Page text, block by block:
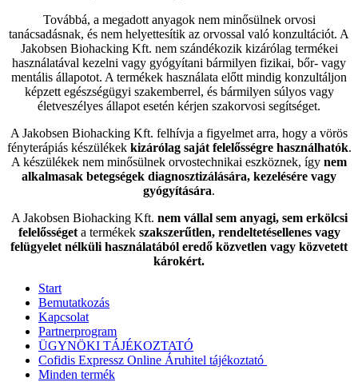
Továbbá, a megadott anyagok nem minősülnek orvosi
tanácsadásnak, és nem helyettesítik az orvossal való konzultációt. A
Jakobsen Biohacking Kft. nem szándékozik kizárólag termékei
használatával kezelni vagy gyógyítani bármilyen fizikai, bőr- vagy
mentális állapotot. A termékek használata előtt mindig konzultáljon
képzett egészségügyi szakemberrel, és bármilyen súlyos vagy
életveszélyes állapot esetén kérjen szakorvosi segítséget.
A Jakobsen Biohacking Kft. felhívja a figyelmet arra, hogy a vörös
fényterápiás készülékek kizárólag saját felelősségre használhatók.
A készülékek nem minősülnek orvostechnikai eszköznek, így nem
alkalmasak betegségek diagnosztizálására, kezelésére vagy
gyógyítására.
A Jakobsen Biohacking Kft. nem vállal sem anyagi, sem erkölcsi
felelősségeta termékek szakszerűtlen, rendeltetésellenes vagy
felügyelet nélküli használatából eredő közvetlen vagy közvetett
károkért.
Start
Bemutatkozás
Kapcsolat
Partnerprogram
ÜGYNÖKI TÁJÉKOZTATÓ
Cofidis Expressz Online Áruhitel tájékoztató
Minden termék